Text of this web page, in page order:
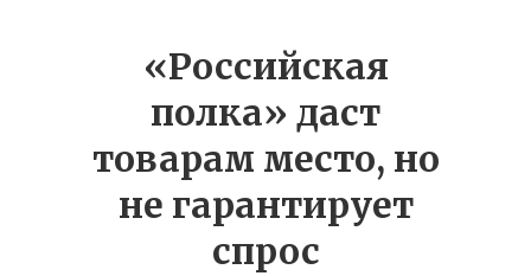
«Российская
полка» даст
товарам место, но
не гарантирует
спрос